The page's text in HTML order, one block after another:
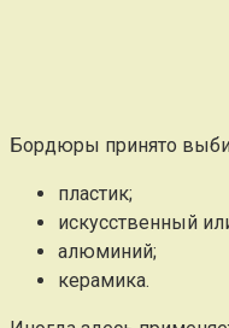
Бордюры принято
пластик;
искусственный
алюминий;
керамика.